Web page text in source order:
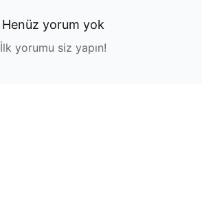
Henüz yorum yok
İlk yorumu siz yapın!